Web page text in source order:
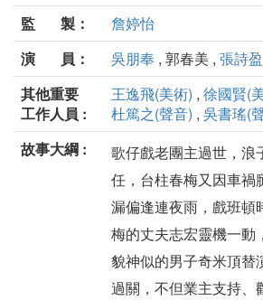
監 製：
詹婷怡
演 員：
吳朋奉 , 郭春美 , 張詩盈
其他重要
工作人員 :
王逸飛(美術) , 徐國賢(
杜篤之(聲音) , 吳書瑤(
故事大綱 :
歌仔戲老團主過世，浪
任，台柱春梅又因車禍
漏偏逢連夜雨，戲班頓
梅的丈夫志宏靈機一動
貌神似的男子奇米頂替
過關，不但業主支持、